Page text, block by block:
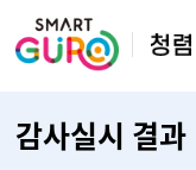
감사실시 결과